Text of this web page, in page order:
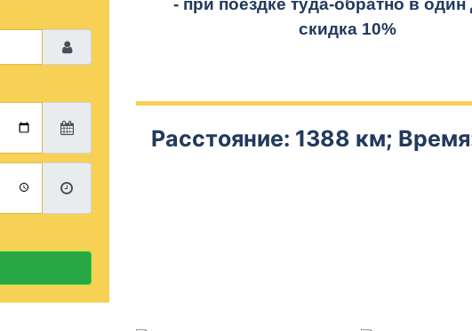
- при поездке туда-обратно в один
скидка 10%
Расстояние: 1388 км;